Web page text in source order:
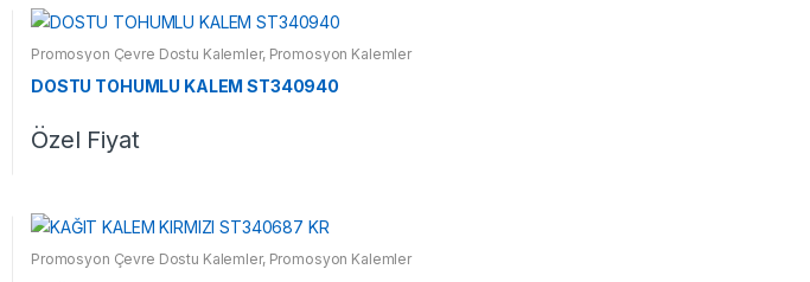
Promosyon Çevre Dostu Kalemler, Promosyon Kalemler
DOSTU TOHUMLU KALEM ST340940
Özel Fiyat
Promosyon Çevre Dostu Kalemler, Promosyon Kalemler